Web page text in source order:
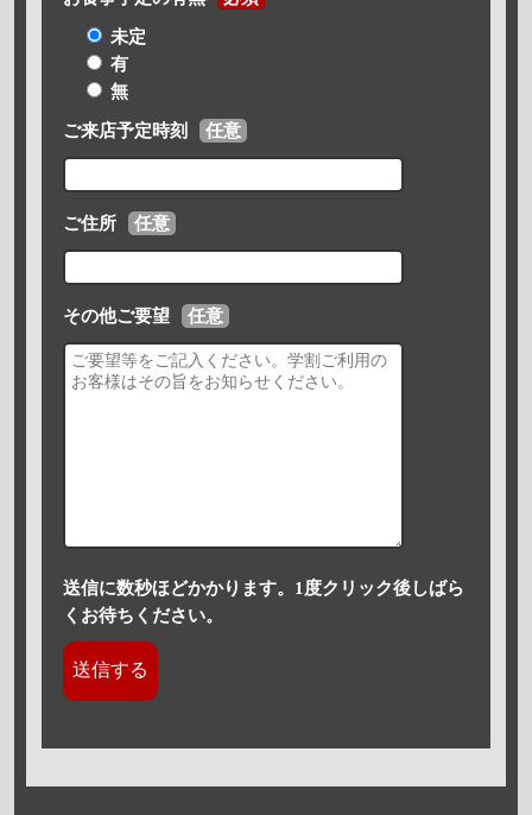
未定
有
無
ご来店予定時刻 任意
ご住所 任意
その他ご要望 任意
送信に数秒ほどかかります。1度クリック後しばら
くお待ちください。